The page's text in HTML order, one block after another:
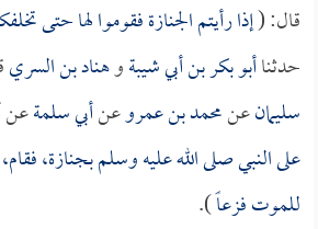
قال: (إذا رأيتم الجنازة فقوموا لها حتى
حدثناأبو بكر بن أبي شيبةوهناد بن السري
سليمانعنمحمد بن عمروعنأبي سلمةعن
على النبي صلى الله عليه وسلم بجنازة،
للموت فزعاً).